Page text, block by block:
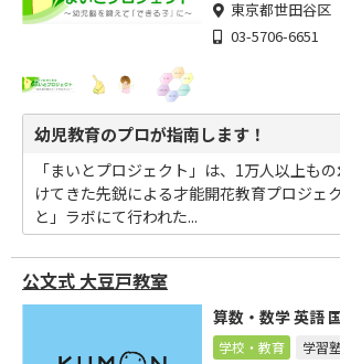
東京都世田谷区
03-5706-6651
幼児教育のプロが指南します！
「まいとプロジェクト」は、1万人以上も
けてきた先鋭による才能開花教育プロジェ
と」ラボにて行われた...
公文式 大豆戸教室
算数・数学 英語
学校・教育 学習